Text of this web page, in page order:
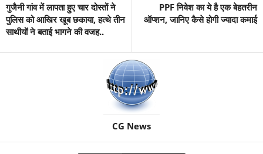
गुजैनी गांव में लापता हुए चार दोस्तों ने
पुलिस को आखिर खूब छकाया, हत्थे तीन
साथीयों ने बताई भागने की वजह..
PPF निवेश का ये है एक बेहतरीन
ऑप्शन, जानिए कैसे होगी ज्यादा कमाई
CG News